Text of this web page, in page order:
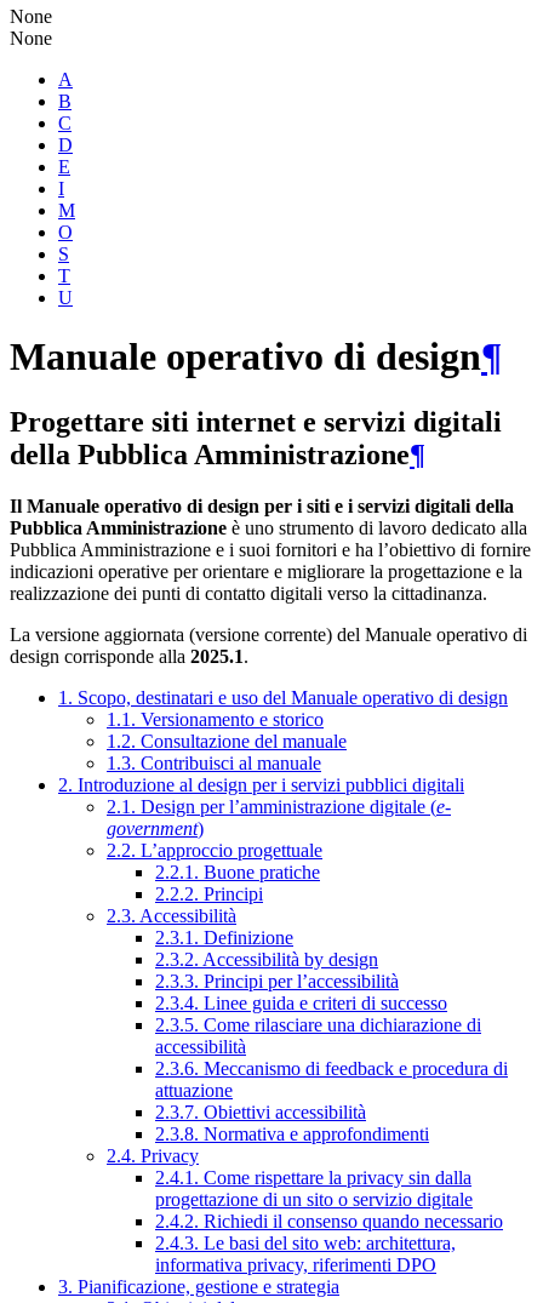
None
None
A
B
C
D
E
I
M
O
S
T
U
Manuale operativo di design¶
Progettare siti internet e servizi digitali
della Pubblica Amministrazione¶
Il Manuale operativo di design per i siti e i servizi digitali della
Pubblica Amministrazione è uno strumento di lavoro dedicato alla
Pubblica Amministrazione e i suoi fornitori e ha l’obiettivo di fornire
indicazioni operative per orientare e migliorare la progettazione e la
realizzazione dei punti di contatto digitali verso la cittadinanza.
La versione aggiornata (versione corrente) del Manuale operativo di
design corrisponde alla 2025.1.
1. Scopo, destinatari e uso del Manuale operativo di design
1.1. Versionamento e storico
1.2. Consultazione del manuale
1.3. Contribuisci al manuale
2. Introduzione al design per i servizi pubblici digitali
2.1. Design per l’amministrazione digitale (e-
government)
2.2. L’approccio progettuale
2.2.1. Buone pratiche
2.2.2. Principi
2.3. Accessibilità
2.3.1. Definizione
2.3.2. Accessibilità by design
2.3.3. Principi per l’accessibilità
2.3.4. Linee guida e criteri di successo
2.3.5. Come rilasciare una dichiarazione di
accessibilità
2.3.6. Meccanismo di feedback e procedura di
attuazione
2.3.7. Obiettivi accessibilità
2.3.8. Normativa e approfondimenti
2.4. Privacy
2.4.1. Come rispettare la privacy sin dalla
progettazione di un sito o servizio digitale
2.4.2. Richiedi il consenso quando necessario
2.4.3. Le basi del sito web: architettura,
informativa privacy, riferimenti DPO
3. Pianificazione, gestione e strategia